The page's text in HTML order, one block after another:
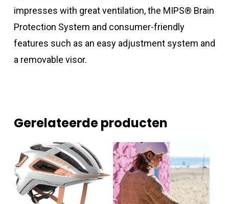
impresses with great ventilation, the MIPS® Brain
Protection System and consumer-friendly
features such as an easy adjustment system and
a removable visor.
Gerelateerde producten